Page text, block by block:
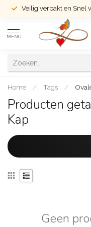
Veilig verpakt en Snel
MENU
Home / Tags /
Producten
Kap
Geen